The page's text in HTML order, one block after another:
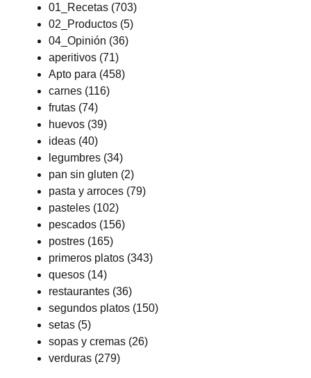
01_Recetas (703)
02_Productos (5)
04_Opinión (36)
aperitivos (71)
Apto para (458)
carnes (116)
frutas (74)
huevos (39)
ideas (40)
legumbres (34)
pan sin gluten (2)
pasta y arroces (79)
pasteles (102)
pescados (156)
postres (165)
primeros platos (343)
quesos (14)
restaurantes (36)
segundos platos (150)
setas (5)
sopas y cremas (26)
verduras (279)